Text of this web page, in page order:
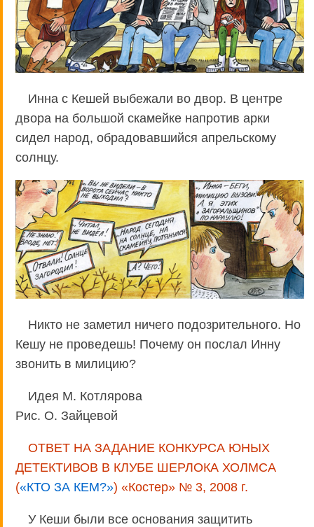
Инна с Кешей выбежали во двор. В центре
двора на большой скамейке напротив арки
сидел народ, обрадовавшийся апрельскому
солнцу.
Никто не заметил ничего подозрительного. Но
Кешу не проведешь! Почему он послал Инну
звонить в милицию?
Идея М. Котлярова
Рис. О. Зайцевой
ОТВЕТ НА ЗАДАНИЕ КОНКУРСА ЮНЫХ
ДЕТЕКТИВОВ В КЛУБЕ ШЕРЛОКА ХОЛМСА
(«КТО ЗА КЕМ?») «Костер» № 3, 2008 г.
У Кеши были все основания защитить